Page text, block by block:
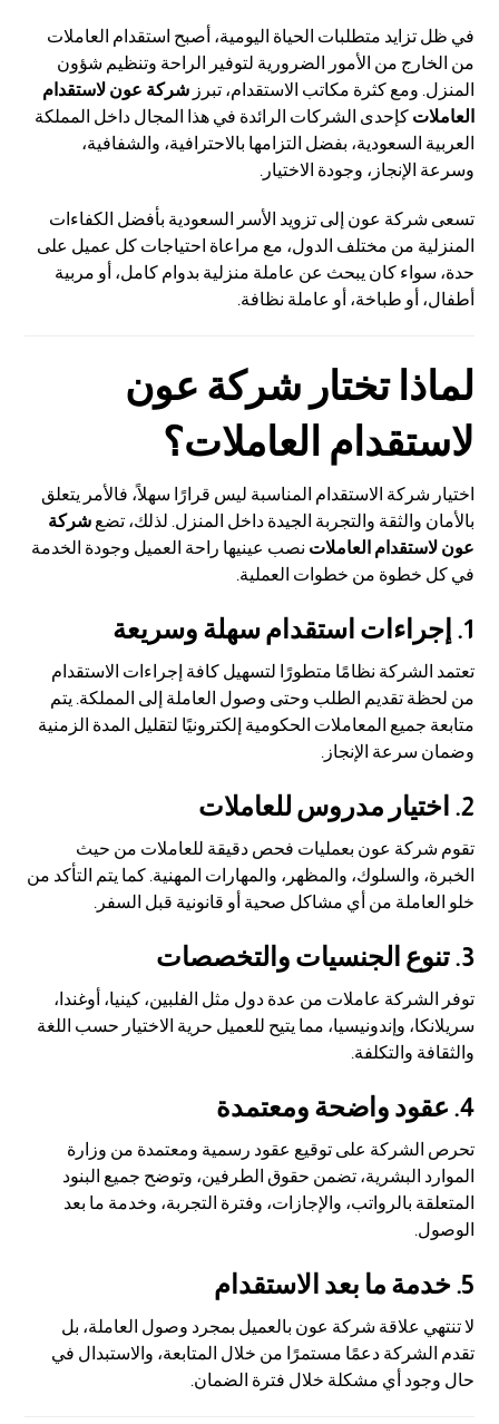
في ظل تزايد متطلبات الحياة اليومية، أصبح استقدام العاملات
من الخارج من الأمور الضرورية لتوفير الراحة وتنظيم شؤون
المنزل. ومع كثرة مكاتب الاستقدام، تبرزشركة عون لاستقدام
العاملات كإحدى الشركات الرائدة في هذا المجال داخل المملكة
العربية السعودية، بفضل التزامها بالاحترافية، والشفافية،
وسرعة الإنجاز، وجودة الاختيار.
تسعى شركة عون إلى تزويد الأسر السعودية بأفضل الكفاءات
المنزلية من مختلف الدول، مع مراعاة احتياجات كل عميل على
حدة، سواء كان يبحث عن عاملة منزلية بدوام كامل، أو مربية
أطفال، أو طباخة، أو عاملة نظافة.
لماذا تختار شركة عون
لاستقدام العاملات؟
اختيار شركة الاستقدام المناسبة ليس قرارًا سهلاً، فالأمر يتعلق
بالأمان والثقة والتجربة الجيدة داخل المنزل. لذلك، تضعشركة
عون لاستقدام العاملات نصب عينيها راحة العميل وجودة الخدمة
في كل خطوة من خطوات العملية.
1. إجراءات استقدام سهلة وسريعة
تعتمد الشركة نظامًا متطورًا لتسهيل كافة إجراءات الاستقدام
من لحظة تقديم الطلب وحتى وصول العاملة إلى المملكة. يتم
متابعة جميع المعاملات الحكومية إلكترونيًا لتقليل المدة الزمنية
وضمان سرعة الإنجاز.
2. اختيار مدروس للعاملات
تقوم شركة عون بعمليات فحص دقيقة للعاملات من حيث
الخبرة، والسلوك، والمظهر، والمهارات المهنية. كما يتم التأكد من
خلو العاملة من أي مشاكل صحية أو قانونية قبل السفر.
3. تنوع الجنسيات والتخصصات
توفر الشركة عاملات من عدة دول مثل الفلبين، كينيا، أوغندا،
سريلانكا، وإندونيسيا، مما يتيح للعميل حرية الاختيار حسب اللغة
والثقافة والتكلفة.
4. عقود واضحة ومعتمدة
تحرص الشركة على توقيع عقود رسمية ومعتمدة من وزارة
الموارد البشرية، تضمن حقوق الطرفين، وتوضح جميع البنود
المتعلقة بالرواتب، والإجازات، وفترة التجربة، وخدمة ما بعد
الوصول.
5. خدمة ما بعد الاستقدام
لا تنتهي علاقة شركة عون بالعميل بمجرد وصول العاملة، بل
تقدم الشركة دعمًا مستمرًا من خلال المتابعة، والاستبدال في
حال وجود أي مشكلة خلال فترة الضمان.